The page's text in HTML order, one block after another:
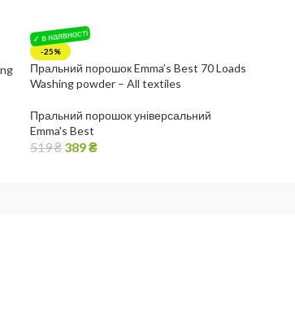
-25%
Пральний порошок Emma’s Best 70 Loads
Washing powder – All textiles
Пральний порошок універсальний
Emma's Best
519₴ 389₴